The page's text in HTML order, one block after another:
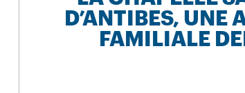
D’ANTIBES, UNE
FAMILIALE